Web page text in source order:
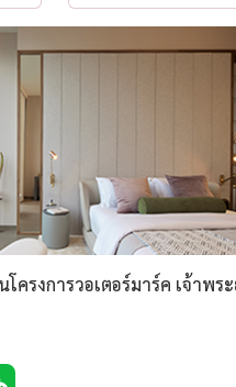
รงการวอเตอร์มาร์ค เจ้าพ